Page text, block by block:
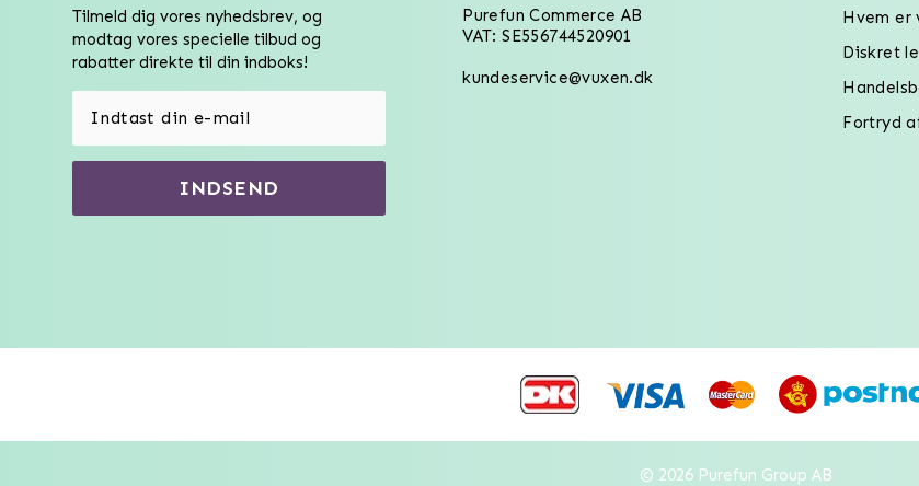
Tilmeld dig vores nyhedsbrev, og
modtag vores specielle tilbud og
rabatter direkte til din indboks!
INDSEND
Purefun Commerce AB
VAT: SE556744520901
kundeservice@vuxen.dk
Hvem er
Diskret
Fortryd
© 2026 Purefun Group AB